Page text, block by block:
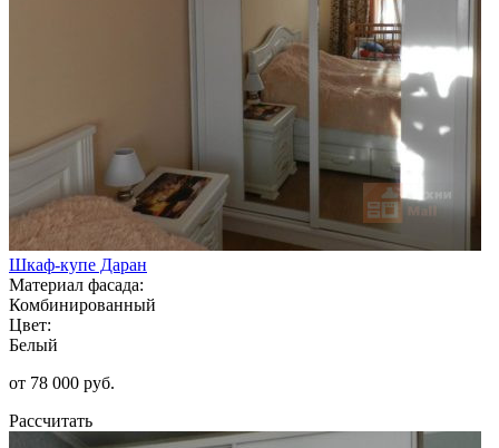
Шкаф-купе Даран
Материал фасада:
Комбинированный
Цвет:
Белый
от 78 000 руб.
Рассчитать